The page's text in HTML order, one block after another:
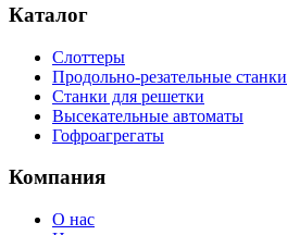
Каталог
Слоттеры
Продольно-резательные станки
Станки для решетки
Высекательные автоматы
Гофроагрегаты
Компания
О нас